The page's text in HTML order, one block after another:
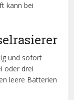
kann bei
und sofort
oder drei
leere Batterien